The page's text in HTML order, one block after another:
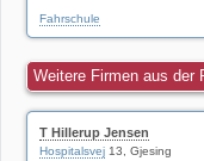
Fahrschule
Weitere Firmen aus der
T Hillerup Jensen
Hospitalsvej 13, Gjesing